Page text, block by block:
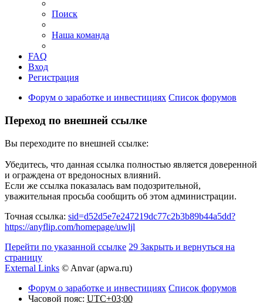
Поиск
Наша команда
FAQ
Вход
Регистрация
Форум о заработке и инвестициях Список форумов
Переход по внешней ссылке
Вы переходите по внешней ссылке:
Убедитесь, что данная ссылка полностью является доверенной
и ограждена от вредоносных влияний.
Если же ссылка показалась вам подозрительной,
уважительная просьба сообщить об этом администрации.
Точная ссылка: sid=d52d5e7e247219dc77c2b3b89b44a5dd?
https://anyflip.com/homepage/uwljl
Перейти по указанной ссылке 29 Закрыть и вернуться на
страницу
External Links © Anvar (apwa.ru)
Форум о заработке и инвестициях Список форумов
Часовой пояс: UTC+03:00